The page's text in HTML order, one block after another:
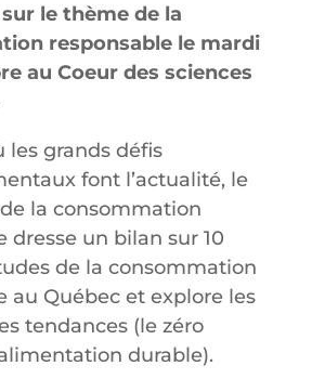
le thème de la
responsable le mardi
au Coeur des sciences
les grands défis
font l’actualité, le
la consommation
dresse un bilan sur 10
de la consommation
au Québec et explore les
tendances (le zéro
durable).